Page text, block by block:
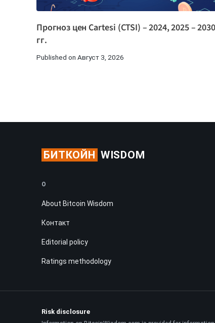
Прогноз цен Cartesi (CTSI) – 2024, 2025 – 2030
гг.
Published on Август 3, 2026
БИТКОЙН WISDOM
О
About Bitcoin Wisdom
Контакт
Editorial policy
Ratings methodology
Risk disclosure